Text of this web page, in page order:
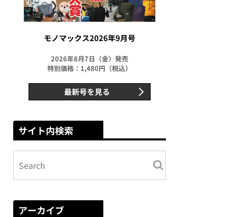
モノマックス2026年9月号
2026年8月7日（金）発売
特別価格：1,480円（税込）
最新号を見る
サイト内検索
アーカイブ